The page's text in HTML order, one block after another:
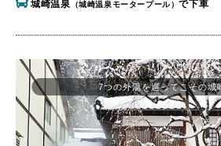
城崎温泉 （城崎温泉モータープール）で下車
7つの外湯を巡ってこその